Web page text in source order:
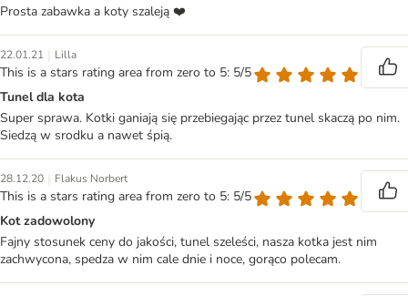
Prosta zabawka a koty szaleją ❤️
22.01.21 | Lilla
This is a stars rating area from zero to 5: 5/5
Tunel dla kota
Super sprawa. Kotki ganiają się przebiegając przez tunel skaczą po nim.
Siedzą w srodku a nawet śpią.
28.12.20 | Flakus Norbert
This is a stars rating area from zero to 5: 5/5
Kot zadowolony
Fajny stosunek ceny do jakości, tunel szeleści, nasza kotka jest nim
zachwycona, spedza w nim cale dnie i noce, gorąco polecam.